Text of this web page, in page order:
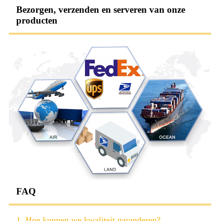
Bezorgen, verzenden en serveren van onze
producten
FAQ